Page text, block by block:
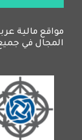
مواقع مالية
المجال في